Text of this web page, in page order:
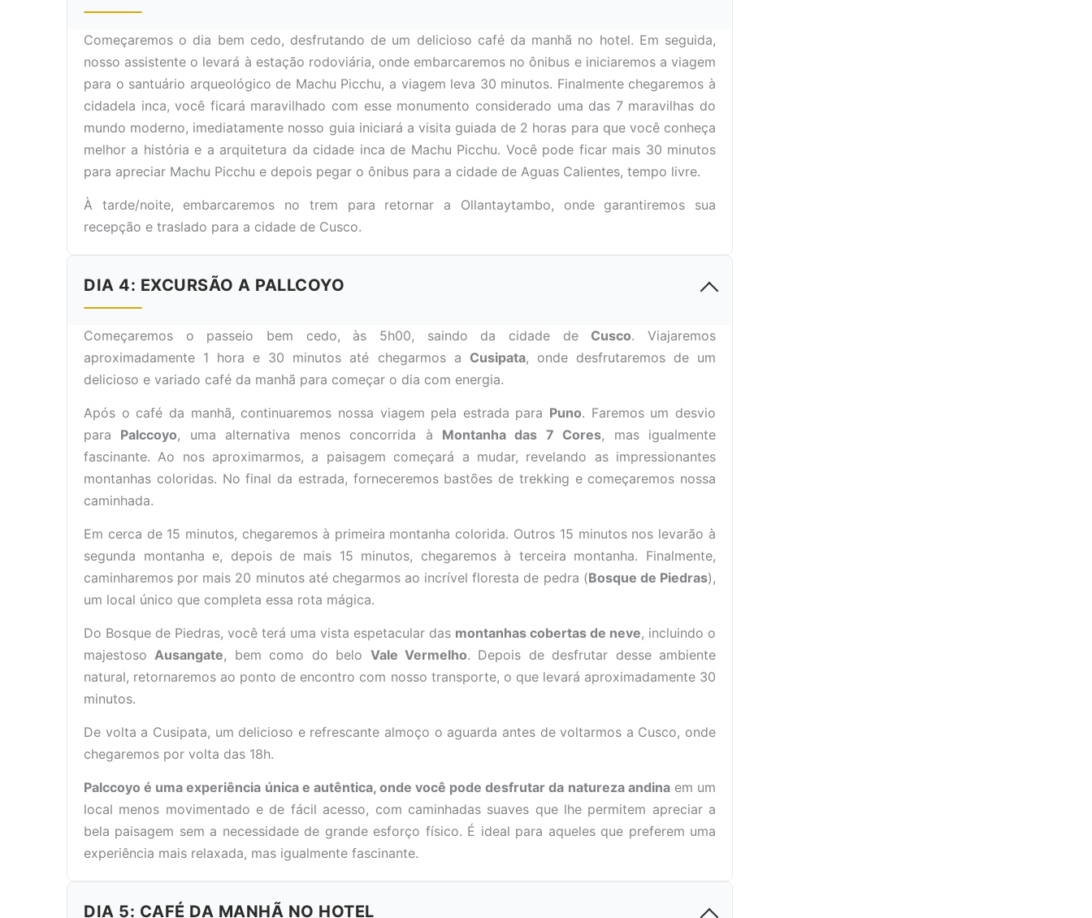
Começaremos o dia bem cedo, desfrutando de um delicioso café da manhã no hotel. Em seguida,
nosso assistente o levará à estação rodoviária, onde embarcaremos no ônibus e iniciaremos a viagem
para o santuário arqueológico de Machu Picchu, a viagem leva 30 minutos. Finalmente chegaremos à
cidadela inca, você ficará maravilhado com esse monumento considerado uma das 7 maravilhas do
mundo moderno, imediatamente nosso guia iniciará a visita guiada de 2 horas para que você conheça
melhor a história e a arquitetura da cidade inca de Machu Picchu. Você pode ficar mais 30 minutos
para apreciar Machu Picchu e depois pegar o ônibus para a cidade de Aguas Calientes, tempo livre.
À tarde/noite, embarcaremos no trem para retornar a Ollantaytambo, onde garantiremos sua
recepção e traslado para a cidade de Cusco.
DIA 4: EXCURSÃO A PALLCOYO
Começaremos o passeio bem cedo, às 5h00, saindo da cidade de Cusco. Viajaremos
aproximadamente 1 hora e 30 minutos até chegarmos a Cusipata, onde desfrutaremos de um
delicioso e variado café da manhã para começar o dia com energia.
Após o café da manhã, continuaremos nossa viagem pela estrada para Puno. Faremos um desvio
para Palccoyo, uma alternativa menos concorrida à Montanha das 7 Cores, mas igualmente
fascinante. Ao nos aproximarmos, a paisagem começará a mudar, revelando as impressionantes
montanhas coloridas. No final da estrada, forneceremos bastões de trekking e começaremos nossa
caminhada.
Em cerca de 15 minutos, chegaremos à primeira montanha colorida. Outros 15 minutos nos levarão à
segunda montanha e, depois de mais 15 minutos, chegaremos à terceira montanha. Finalmente,
caminharemos por mais 20 minutos até chegarmos ao incrível floresta de pedra (Bosque de Piedras),
um local único que completa essa rota mágica.
Do Bosque de Piedras, você terá uma vista espetacular das montanhas cobertas de neve, incluindo o
majestosoAusangate, bem como do belo Vale Vermelho. Depois de desfrutar desse ambiente
natural, retornaremos ao ponto de encontro com nosso transporte, o que levará aproximadamente 30
minutos.
De volta a Cusipata, um delicioso e refrescante almoço o aguarda antes de voltarmos a Cusco, onde
chegaremos por volta das 18h.
Palccoyo é uma experiência única e autêntica, onde você pode desfrutar da natureza andinaem um
local menos movimentado e de fácil acesso, com caminhadas suaves que lhe permitem apreciar a
bela paisagem sem a necessidade de grande esforço físico. É ideal para aqueles que preferem uma
experiência mais relaxada, mas igualmente fascinante.
DIA 5: CAFÉ DA MANHÃ NO HOTEL